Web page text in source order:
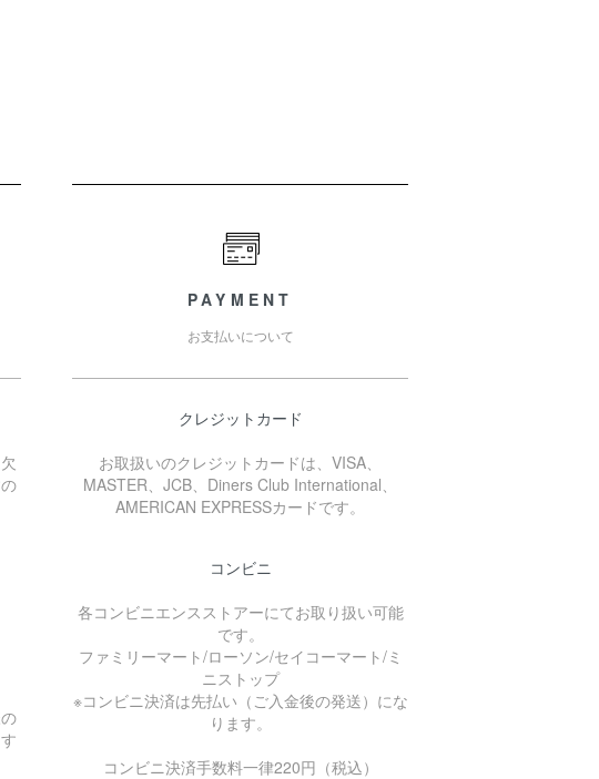
PAYMENT
お支払いについて
クレジットカード
お取扱いのクレジットカードは、VISA、
MASTER、JCB、Diners Club International、
AMERICAN EXPRESSカードです。
コンビニ
各コンビニエンスストアーにてお取り扱い可能
です。
ファミリーマート/ローソン/セイコーマート/ミ
ニストップ
※コンビニ決済は先払い（ご入金後の発送）にな
ります。
コンビニ決済手数料一律220円（税込）